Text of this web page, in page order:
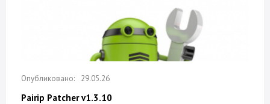
29.05.26
Pairip Patcher v1.3.10